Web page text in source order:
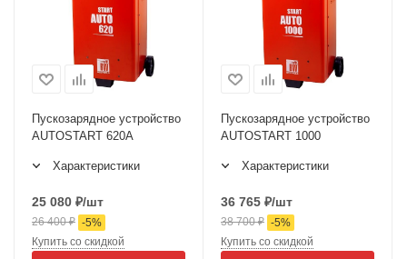
Пускозарядное устройство
AUTOSTART 620A
Характеристики
25 080 ₽/шт
26 400₽ -5%
Купить со скидкой
Пускозарядное устройство
AUTOSTART 1000
Характеристики
36 765 ₽/шт
38 700₽ -5%
Купить со скидкой